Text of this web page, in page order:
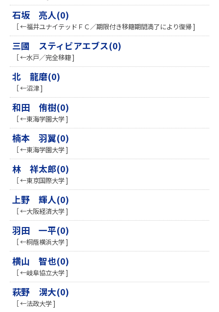
石坂 亮人(0)
［ ←福井ユナイテッドＦＣ／期限付き移籍期間満了により復帰 ]
三國 スティビアエブス(0)
［ ←水戸／完全移籍 ]
北 龍磨(0)
［ ←沼津 ]
和田 侑樹(0)
［ ←東海学園大学 ]
楠本 羽翼(0)
［ ←東海学園大学 ]
林 祥太郎(0)
［ ←東京国際大学 ]
上野 輝人(0)
［ ←大阪経済大学 ]
羽田 一平(0)
［ ←桐蔭横浜大学 ]
横山 智也(0)
［ ←岐阜協立大学 ]
萩野 滉大(0)
［ ←法政大学 ]